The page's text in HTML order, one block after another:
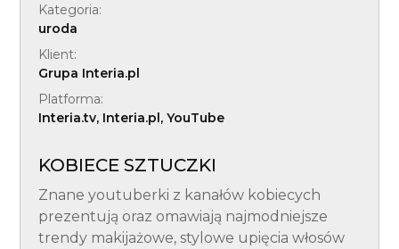
Kategoria:
uroda
Klient:
Grupa Interia.pl
Platforma:
Interia.tv, Interia.pl, YouTube
KOBIECE SZTUCZKI
Znane youtuberki z kanałów kobiecych
prezentują oraz omawiają najmodniejsze
trendy makijażowe, stylowe upięcia włosów